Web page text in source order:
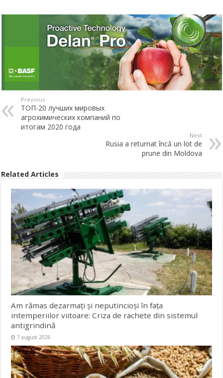
Previous
ТОП-20 лучших мировых
агрохимических компаний по
итогам 2020 года
Next
Rusia a returnat încă un lot de
prune din Moldova
Related Articles
Am rămas dezarmați și neputincioși în fața
intemperiilor viitoare: Criza de rachete din sistemul
antigrindină
7 august 2026